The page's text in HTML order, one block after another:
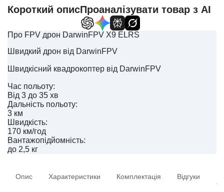
Короткий описПроаналізувати товар з AI
Про FPV дрон DarwinFPV X9 ELRS
Швидкий дрон від DarwinFPV
Швидкісний квадрокоптер від DarwinFPV
Час польоту:
Від 3 до 35 хв
Дальність польоту:
3 км
Швидкість:
170 км/год
Вантажопідйомність:
до 2,5 кг
Опис Характеристики Комплектація Відгуки
та